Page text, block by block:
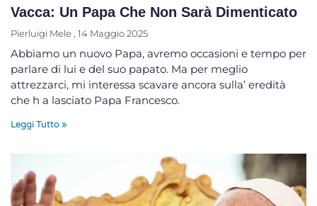
Vacca: Un Papa Che Non Sarà Dimenticato
Pierluigi Mele 14 Maggio 2025
Abbiamo un nuovo Papa, avremo occasioni e tempo per
parlare di lui e del suo papato. Ma per meglio
attrezzarci, mi interessa scavare ancora sulla’ eredità
che h a lasciato Papa Francesco.
Leggi Tutto »